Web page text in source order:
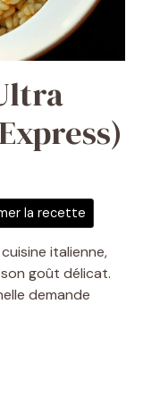
la recette
italienne,
goût délicat.
demande